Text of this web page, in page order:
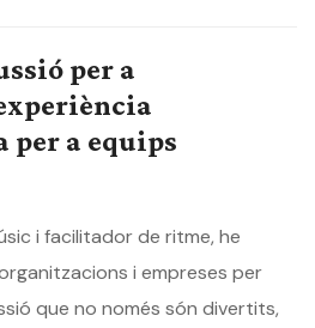
per a
per a equips
i facilitador de ritme, he
i empreses per
que no només són divertits,